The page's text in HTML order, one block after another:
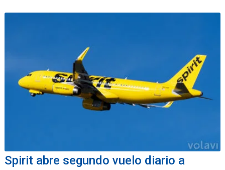
Spirit abre segundo vuelo diario a